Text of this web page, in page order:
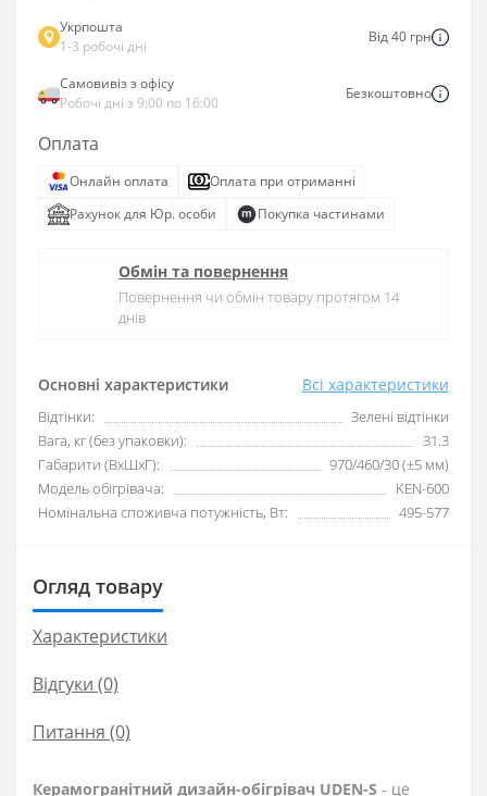
Основні характеристики Всі характеристики
Відтінки:
Зелені відтінки
Вага, кг (без упаковки):
31.3
Габарити (ВхШхГ):
970/460/30 (±5 мм)
Модель обігрівача:
KEN-600
Номінальна споживча потужність, Вт:
495-577
Укрпошта
1-3 робочі дні
Від 40 грн
Самовивіз з офісу
Робочі дні з 9:00 по 16:00
Безкоштовно
Оплата
Онлайн оплата
Оплата при отриманні
Рахунок для Юр. особи
Покупка частинами
Обмін та повернення
Повернення чи обмін товару протягом 14
днів
Огляд товару
Характеристики
Відгуки (0)
Питання (0)
Керамогранітний дизайн-обігрівач UDEN-S - це